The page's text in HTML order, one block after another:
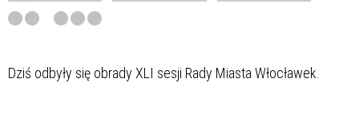
Dziś odbyły się obrady XLI sesji Rady Miasta Włocławek.